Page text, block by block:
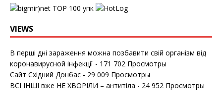
упк
VIEWS
В перші дні зараження можна позбавити свій організм від
коронавирусной інфекції - 171 702 Просмотры
Сайт Східний Донбас - 29 009 Просмотры
ВСІ ІНШІ вже НЕ ХВОРІЛИ – антитіла - 24 952 Просмотры